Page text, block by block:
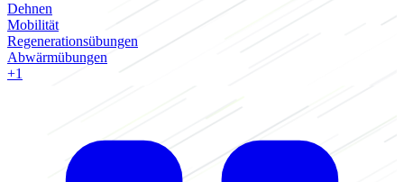
Dehnen
Mobilität
Regenerationsübungen
Abwärmübungen
+1